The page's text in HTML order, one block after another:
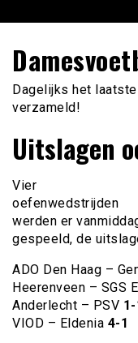
naar
inhoud
Dagelijks het
verzameld!
Uitslagen
Vier
oefenwedstrijden
werden er
gespeeld, de
ADO Den Haag –
Heerenveen – SGS
Anderlecht – PSV 1-
VIOD – Eldenia 4-1